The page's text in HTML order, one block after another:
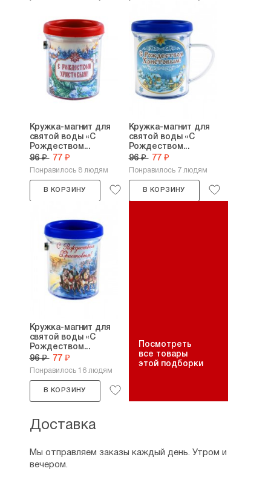
Кружка-магнит для
святой воды «С
Рождеством...
96 ₽ 77 ₽
Понравилось 8 людям
В КОРЗИНУ
Кружка-магнит для
святой воды «С
Рождеством...
96 ₽ 77 ₽
Понравилось 7 людям
В КОРЗИНУ
Кружка-магнит для
святой воды «С
Рождеством...
96 ₽ 77 ₽
Понравилось 16 людям
В КОРЗИНУ
Посмотреть
все товары
этой подборки
Доставка
Мы отправляем заказы каждый день. Утром и
вечером.